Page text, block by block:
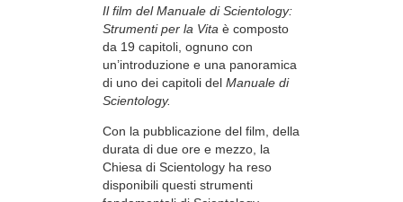
Il film del Manuale di Scientology:
Strumenti per la Vita è composto
da 19 capitoli, ognuno con
un’introduzione e una panoramica
di uno dei capitoli del Manuale di
Scientology.
Con la pubblicazione del film, della
durata di due ore e mezzo, la
Chiesa di Scientology ha reso
disponibili questi strumenti